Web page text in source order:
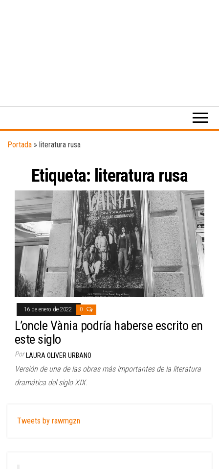
digital
música.
Portada » literatura rusa
Etiqueta: literatura rusa
16 de enero de 2022 0
L’oncle Vània podría haberse escrito en
este siglo
Por LAURA OLIVER URBANO
Versión de una de las obras más importantes de la literatura
dramática del siglo XIX.
Tweets by rawmgzn